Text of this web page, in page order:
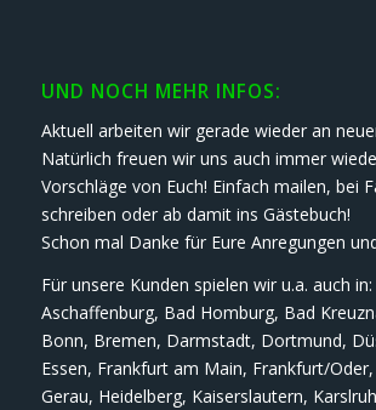
UND NOCH MEHR INFOS:
Aktuell arbeiten wir gerade wieder an
Natürlich freuen wir uns auch immer
Vorschläge von Euch! Einfach mailen, bei
schreiben oder ab damit ins Gästebuch!
Schon mal Danke für Eure Anregungen
Für unsere Kunden spielen wir u.a. auch in:
Aschaffenburg, Bad Homburg, Bad
Bonn, Bremen, Darmstadt, Dortmund,
Essen, Frankfurt am Main, Frankfurt/
Gerau, Heidelberg, Kaiserslautern,